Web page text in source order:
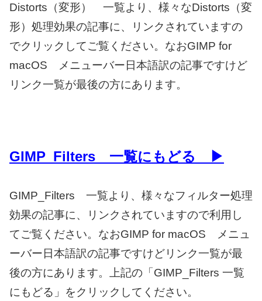
Distorts（変形） 一覧より、様々なDistorts（変
形）処理効果の記事に、リンクされていますの
でクリックしてご覧ください。なおGIMP for
macOS メニューバー日本語訳の記事ですけど
リンク一覧が最後の方にあります。
GIMP_Filters 一覧にもどる ▶
GIMP_Filters 一覧より、様々なフィルター処理
効果の記事に、リンクされていますので利用し
てご覧ください。なおGIMP for macOS メニュ
ーバー日本語訳の記事ですけどリンク一覧が最
後の方にあります。上記の「GIMP_Filters 一覧
にもどる」をクリックしてください。